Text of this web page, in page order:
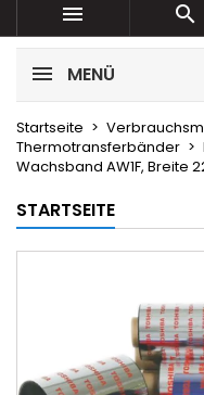
 
MENÜ
Startseite
Thermotransferbänder
Wachsband AW1F, Breite
STARTSEITE